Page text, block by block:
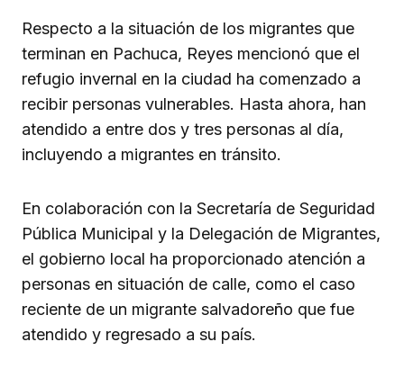
Respecto a la situación de los migrantes que
terminan en Pachuca, Reyes mencionó que el
refugio invernal en la ciudad ha comenzado a
recibir personas vulnerables. Hasta ahora, han
atendido a entre dos y tres personas al día,
incluyendo a migrantes en tránsito.
En colaboración con la Secretaría de Seguridad
Pública Municipal y la Delegación de Migrantes,
el gobierno local ha proporcionado atención a
personas en situación de calle, como el caso
reciente de un migrante salvadoreño que fue
atendido y regresado a su país.